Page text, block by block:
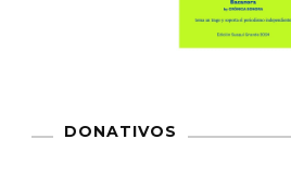
DONATIVOS